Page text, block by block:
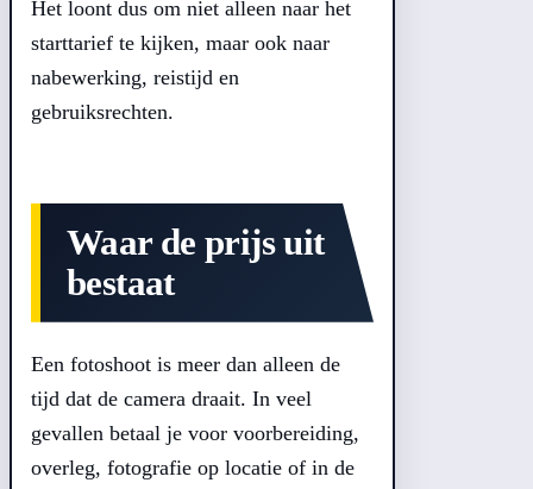
Het loont dus om niet alleen naar het
starttarief te kijken, maar ook naar
nabewerking, reistijd en
gebruiksrechten.
Waar de prijs uit
bestaat
Een fotoshoot is meer dan alleen de
tijd dat de camera draait. In veel
gevallen betaal je voor voorbereiding,
overleg, fotografie op locatie of in de